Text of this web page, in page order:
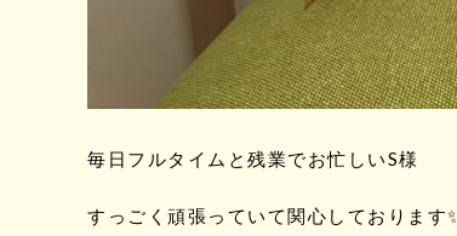
毎日フルタイムと残業でお忙しいS様
すっごく頑張っていて関心しております